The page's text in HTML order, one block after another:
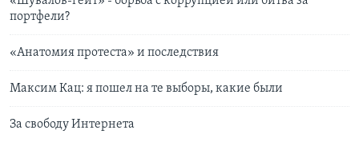
портфели?
«Анатомия протеста» и последствия
Максим Кац: я пошел на те выборы, какие были
За свободу Интернета